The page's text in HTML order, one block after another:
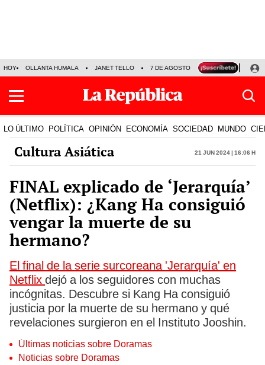
HOY OLLANTA HUMALA JANET TELLO 7 DE AGOSTO TINKA RESULTADOS
LO ÚLTIMO POLÍTICA OPINIÓN ECONOMÍA SOCIEDAD MUNDO
Cultura Asiática 21 Jun 2024 | 16:06 h
FINAL explicado de ‘Jerarquía’
(Netflix): ¿Kang Ha consiguió
vengar la muerte de su
hermano?
El final de la serie surcoreana 'Jerarquía' en
Netflix dejó a los seguidores con muchas
incógnitas. Descubre si Kang Ha consiguió
justicia por la muerte de su hermano y qué
revelaciones surgieron en el Instituto Jooshin.
Últimas noticias sobre Doramas
Noticias sobre Doramas